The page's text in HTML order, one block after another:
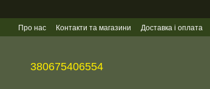
Про нас Контакти та магазини Доставка і оплата
380675406554